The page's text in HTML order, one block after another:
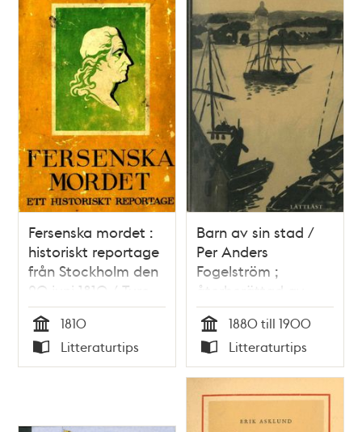
Fersenska mordet :
historiskt reportage
från Stockholm den
20 juni 1810 / Ture
Nerman
Tid
1810
Typ
Litteraturtips
Barn av sin stad /
Per Anders
Fogelström ;
återberättad av
Johan Werkmäster ;
bilder av Kalle
Berggren
Tid
1880 till 1900
Typ
Litteraturtips